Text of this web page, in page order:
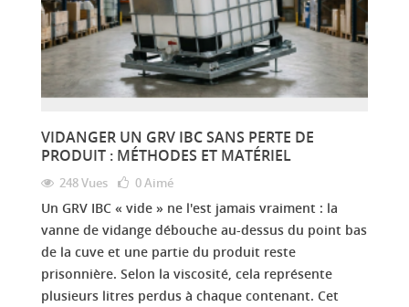
VIDANGER UN GRV IBC SANS PERTE DE
PRODUIT : MÉTHODES ET MATÉRIEL
248 Vues 0Aimé
Un GRV IBC « vide » ne l'est jamais vraiment : la
vanne de vidange débouche au-dessus du point bas
de la cuve et une partie du produit reste
prisonnière. Selon la viscosité, cela représente
plusieurs litres perdus à chaque contenant. Cet